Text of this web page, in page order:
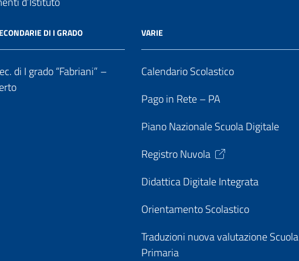
DI I GRADO
di I grado “Fabriani” –
VARIE
Calendario Scolastico
Pago in Rete – PA
Piano Nazionale Scuola Digitale
Registro Nuvola
Didattica Digitale Integrata
Orientamento Scolastico
Traduzioni nuova valutazione Scuola
Primaria